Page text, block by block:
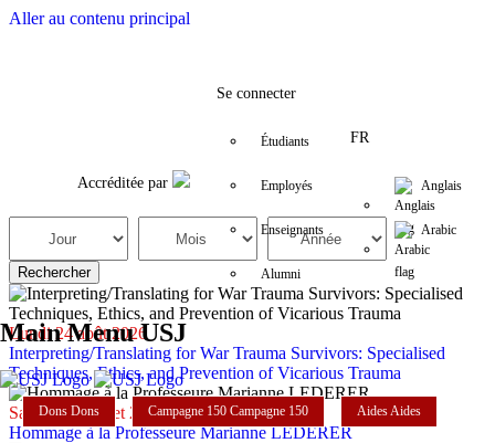
Aller au contenu principal
FacebookTwitter
Accréditée par
Se connecter
Étudiants
Employés
Enseignants
Alumni
FR
Anglais
Arabic
Main Menu USJ
Dons Dons Campagne 150 Campagne 150 AidesAides
Lundi 24 août 2026
Interpreting/Translating for War Trauma Survivors: Specialised
Techniques, Ethics, and Prevention of Vicarious Trauma
Samedi 11 juillet 2026
Hommage à la Professeure Marianne LEDERER